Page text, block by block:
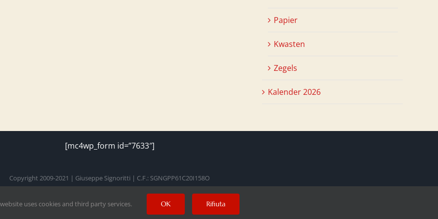
Papier
Kwasten
Zegels
Kalender 2026
[mc4wp_form id=”7633″]
Copyright 2009-2021 | Giuseppe Signoritti | C.F.: SGNGPP61C20I158O
Facebook
TwitterInstagram
PinterestYouTube
uses cookies and third party services. OK Rifiuta